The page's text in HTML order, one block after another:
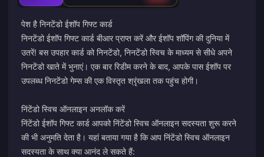
पेश है निनटेंडो ईशॉप गिफ्ट कार्ड
निनटेंडो ईशॉप गिफ्ट कार्ड बीआर प्राप्त करें और ईशॉप शॉपिंग की दुनिया में
उतरें! बस उपहार कार्ड को निनटेंडो, निनटेंडो स्विच के माध्यम से सीधे अपने
निनटेंडो खाते में भुनाएं। एक बार रिडीम करने के बाद, आपके पास ईशॉप पर
उपलब्ध निनटेंडो गेम्स की एक विस्तृत श्रृंखला तक पहुंच होगी।
निंटेंडो स्विच ऑनलाइन अनलॉक करें
निंटेंडो ईशॉप गिफ्ट कार्ड आपको निंटेंडो स्विच ऑनलाइन सदस्यता शुरू करने
की भी अनुमति देता है। यहां बताया गया है कि आप निंटेंडो स्विच ऑनलाइन
सदस्यता के साथ क्या आनंद ले सकते हैं: